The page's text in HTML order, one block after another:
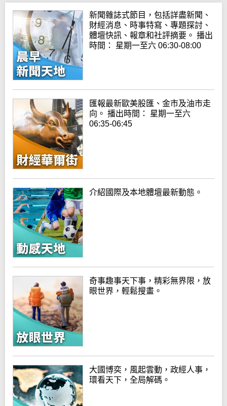
新聞雜誌式節目，包括詳盡新聞、
財經消息、時事特寫、專題探討、
體壇快訊、報章和社評摘要。 播出
時間： 星期一至六 06:30-08:00
匯報最新歐美股匯、金市及油市走
向。 播出時間： 星期一至六
06:35-06:45
介紹國際及本地體壇最新動態。
奇事趣事天下事，精彩無界限，放
眼世界，輕鬆搜畫。
大國博奕，風起雲動，政經人事，
環看天下，全局解碼。